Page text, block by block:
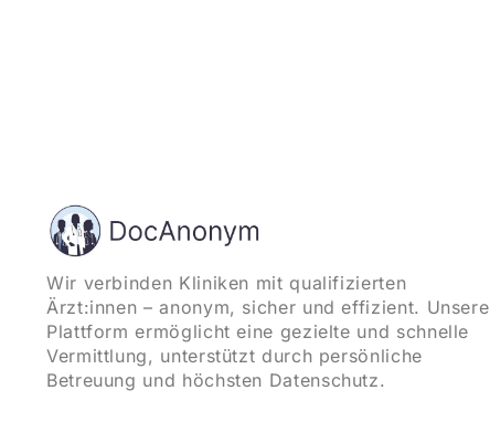
Wir verbinden Kliniken mit qualifizierten
Ärzt:innen – anonym, sicher und effizient. Unsere
Plattform ermöglicht eine gezielte und schnelle
Vermittlung, unterstützt durch persönliche
Betreuung und höchsten Datenschutz.